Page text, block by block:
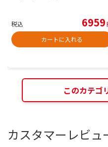
税込 6959
カートに入れる
このカテゴ
カスタマーレビュ